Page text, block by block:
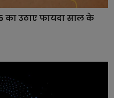
का उठाए फायदा साल के